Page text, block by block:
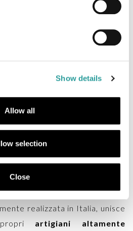
Show details
Allow all
selection
Close
Classica Bellotti Ezio
equilibrio tra design
arredo su misura
e si traduce inmobili classici
ville, residenze di prestigio e
e carattere.
della Brianza, porta
la cultura dell’arredamento
i valori che l’hanno
internazionale. La
realizzata in Italia, unisce
artigiani altamente